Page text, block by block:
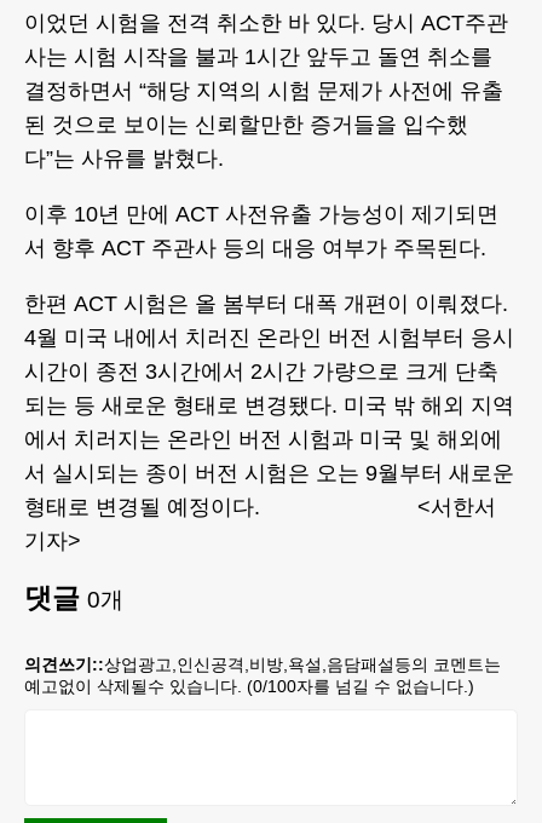
이었던 시험을 전격 취소한 바 있다. 당시 ACT주관
사는 시험 시작을 불과 1시간 앞두고 돌연 취소를
결정하면서 “해당 지역의 시험 문제가 사전에 유출
된 것으로 보이는 신뢰할만한 증거들을 입수했
다”는 사유를 밝혔다.
이후 10년 만에 ACT 사전유출 가능성이 제기되면
서 향후 ACT 주관사 등의 대응 여부가 주목된다.
한편 ACT 시험은 올 봄부터 대폭 개편이 이뤄졌다.
4월 미국 내에서 치러진 온라인 버전 시험부터 응시
시간이 종전 3시간에서 2시간 가량으로 크게 단축
되는 등 새로운 형태로 변경됐다. 미국 밖 해외 지역
에서 치러지는 온라인 버전 시험과 미국 및 해외에
서 실시되는 종이 버전 시험은 오는 9월부터 새로운
형태로 변경될 예정이다. <서한서
기자>
댓글 0개
의견쓰기::상업광고,인신공격,비방,욕설,음담패설등의 코멘트는
예고없이 삭제될수 있습니다. (0/100자를 넘길 수 없습니다.)